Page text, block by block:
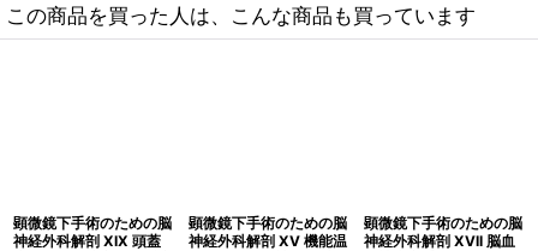
この商品を買った人は、こんな商品も買っています
顕微鏡下手術のための脳
神経外科解剖 XIX 頭蓋
顕微鏡下手術のための脳
神経外科解剖 XV 機能温
顕微鏡下手術のための脳
神経外科解剖 XVII 脳血